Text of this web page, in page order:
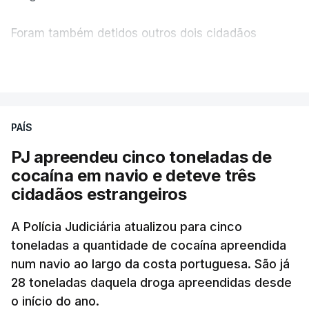
c/ Lusa
Foram também detidos outros dois cidadãos
O elemento da tripulação encontrado morto
único detido que poderia dar mais informações
O corpo foi encontrado pelos guardas prisionais
pelas 8h00 desta quarta-feira. A RTP apurou que
não existe videovigilância nas celas, mas há
câmaras nos corredores das instalações.
Em resposta à RTP, a Direção-Geral de Reinserção
PAÍS
PJ apreendeu cinco toneladas de
cocaína em navio e deteve três
cidadãos estrangeiros
A Polícia Judiciária atualizou para cinco
toneladas a quantidade de cocaína apreendida
num navio ao largo da costa portuguesa. São já
28 toneladas daquela droga apreendidas desde
o início do ano.